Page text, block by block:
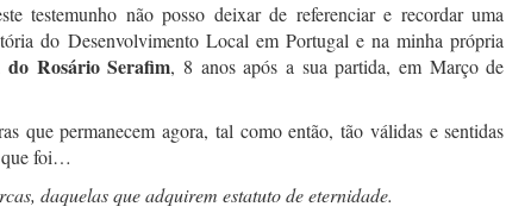
testemunho não posso deixar de referenciar e recordar uma
do Desenvolvimento Local em Portugal e na minha própria
Rosário Serafim, 8 anos após a sua partida, em Março de
que permanecem agora, tal como então, tão válidas e sentidas
que foi…
daquelas que adquirem estatuto de eternidade.